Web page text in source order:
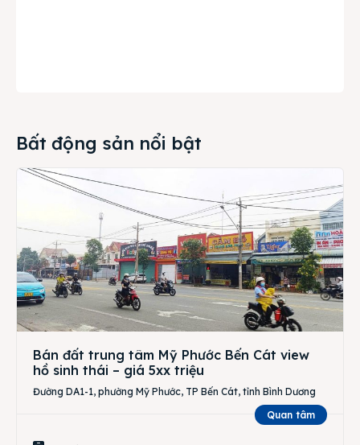
Bất động sản nổi bật
Bán đất trung tâm Mỹ Phước Bến Cát view
hồ sinh thái – giá 5xx triệu
Đường DA1-1, phường Mỹ Phước, TP Bến Cát, tỉnh Bình Dương
Quan tâm